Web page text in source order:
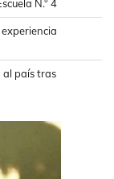
N.° 4
al país tras